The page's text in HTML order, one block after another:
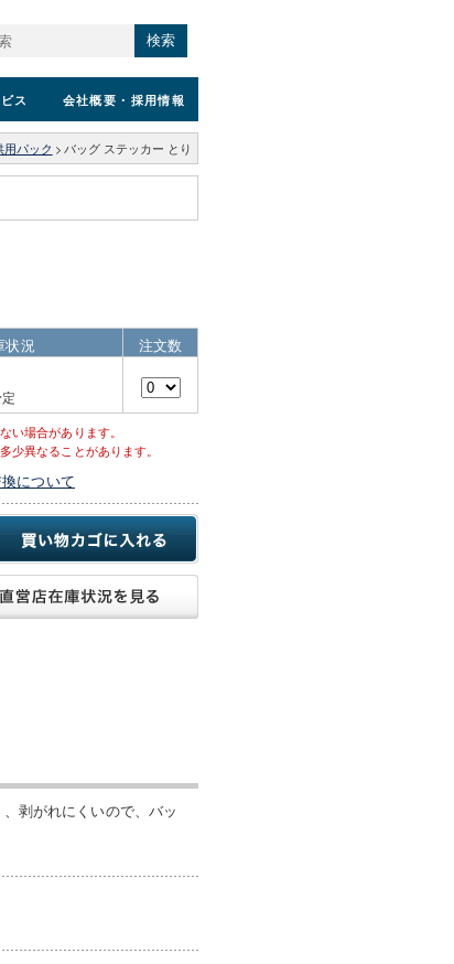
検索
ス 会社概要 ・採用情報
用パック > バッグ ステッカー とり
状況
注文数
い場合があります。
少異なることがあります。
について
剥がれにくいので、バッ